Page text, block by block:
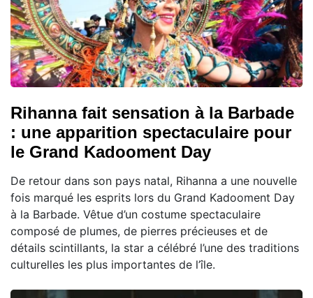
Rihanna fait sensation à la Barbade
: une apparition spectaculaire pour
le Grand Kadooment Day
De retour dans son pays natal, Rihanna a une nouvelle
fois marqué les esprits lors du Grand Kadooment Day
à la Barbade. Vêtue d’un costume spectaculaire
composé de plumes, de pierres précieuses et de
détails scintillants, la star a célébré l’une des traditions
culturelles les plus importantes de l’île.